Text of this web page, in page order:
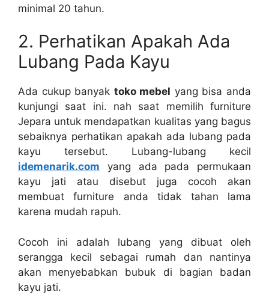
minimal 20 tahun.
2. Perhatikan Apakah Ada
Lubang Pada Kayu
Ada cukup banyak toko mebel yang bisa anda
kunjungi saat ini. nah saat memilih furniture
Jepara untuk mendapatkan kualitas yang bagus
sebaiknya perhatikan apakah ada lubang pada
kayu tersebut. Lubang-lubang kecil
idemenarik.com yang ada pada permukaan
kayu jati atau disebut juga cocoh akan
membuat furniture anda tidak tahan lama
karena mudah rapuh.
Cocoh ini adalah lubang yang dibuat oleh
serangga kecil sebagai rumah dan nantinya
akan menyebabkan bubuk di bagian badan
kayu jati.